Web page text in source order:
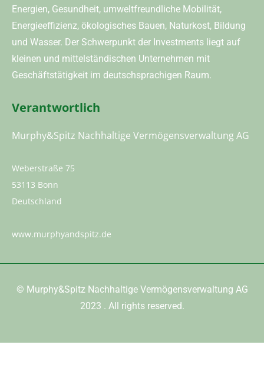
Energien, Gesundheit, umweltfreundliche Mobilität,
Energieeffizienz, ökologisches Bauen, Naturkost, Bildung
und Wasser. Der Schwerpunkt der Investments liegt auf
kleinen und mittelständischen Unternehmen mit
Geschäftstätigkeit im deutschsprachigen Raum.
Verantwortlich
Murphy&Spitz Nachhaltige Vermögensverwaltung AG
Weberstraße 75
53113 Bonn
Deutschland
www.murphyandspitz.de
© Murphy&Spitz Nachhaltige Vermögensverwaltung AG
2023 . All rights reserved.